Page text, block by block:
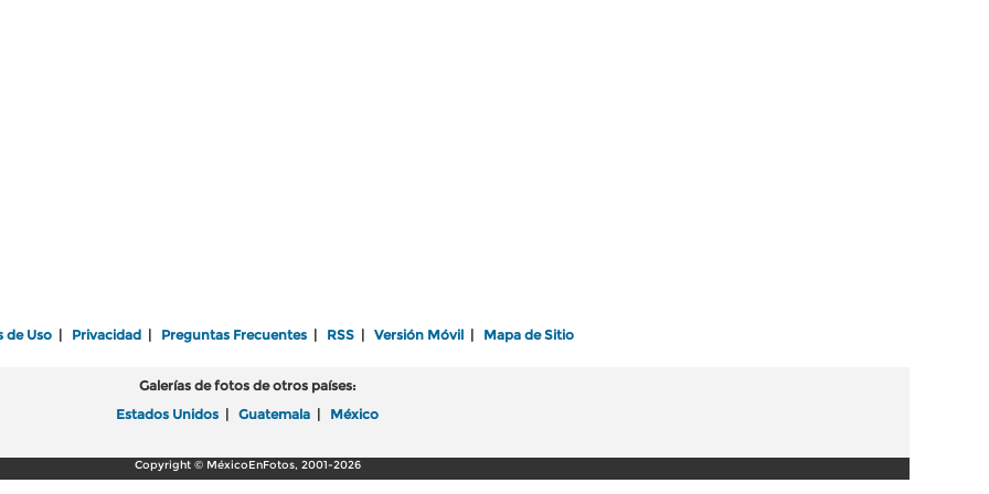
de Uso Privacidad Preguntas Frecuentes RSS Versión Móvil Mapa de Sitio
Galerías de fotos de otros países:
Estados Unidos
Guatemala México
Copyright © MéxicoEnFotos, 2001-2026